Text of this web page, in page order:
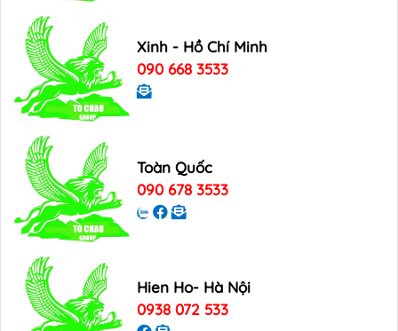
Xinh - Hồ Chí Minh
090 668 3533
Toàn Quốc
090 678 3533
Hien Ho- Hà Nội
0938 072 533